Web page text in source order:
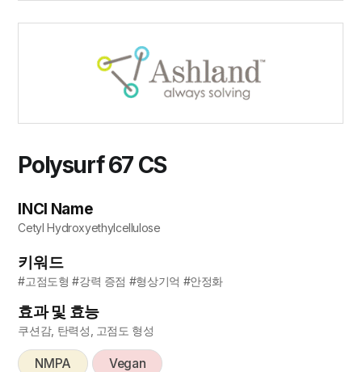
Polysurf 67 CS
INCI Name
Cetyl Hydroxyethylcellulose
키워드
#고점도형 #강력 증점 #형상기억 #안정화
효과 및 효능
쿠션감, 탄력성, 고점도 형성
NMPA Vegan